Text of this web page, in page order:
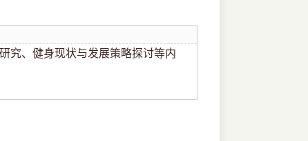
究、健身现状与发展策略探讨等内